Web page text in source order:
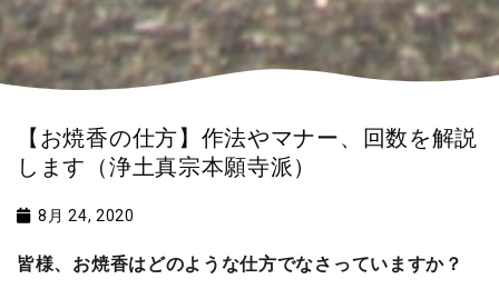
【お焼香の仕方】作法やマナー、回数を解説
します（浄土真宗本願寺派）
8月 24, 2020
皆様、お焼香はどのような仕方でなさっていますか？